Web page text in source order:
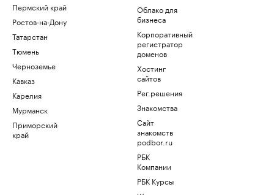
Пермский край
Ростов-на-Дону
Татарстан
Тюмень
Черноземье
Кавказ
Карелия
Мурманск
Приморский
край
Облако для
бизнеса
Корпоративный
регистратор
доменов
Хостинг
сайтов
Рег.решения
Знакомства
Сайт
знакомств
podbor.ru
РБК
Компании
РБК Курсы